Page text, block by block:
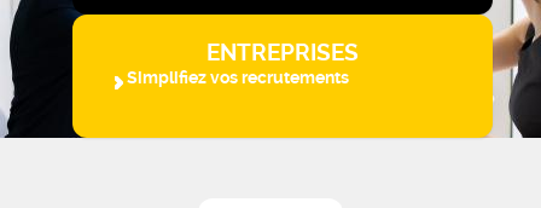
ENTREPRISES
Simplifiez vos recrutements